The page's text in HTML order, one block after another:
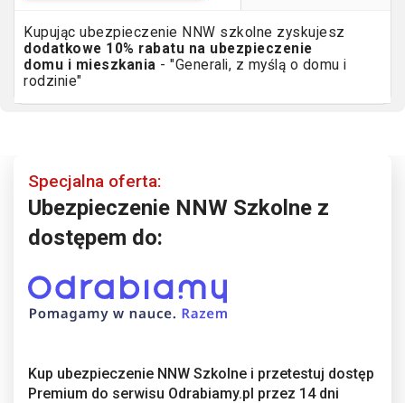
Kupując ubezpieczenie NNW szkolne zyskujesz
dodatkowe 10% rabatu na ubezpieczenie
domu i mieszkania - "Generali, z myślą o domu i
rodzinie"
Specjalna oferta:
Ubezpieczenie NNW Szkolne z
dostępem do:
Kup ubezpieczenie NNW Szkolne i przetestuj dostęp
Premium do serwisu Odrabiamy.pl przez 14 dni